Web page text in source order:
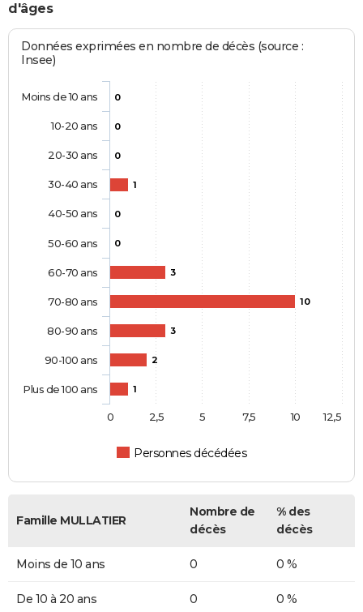
d'âges
Données exprimées en nombre de décès (source :
Insee)
0
0
0
1
0
0
3
10
3
2
1
Personnes décédées
Moins de 10 ans
10-20 ans
20-30 ans
30-40 ans
40-50 ans
50-60 ans
60-70 ans
70-80 ans
80-90 ans
90-100 ans
Plus de 100 ans
0 10
2,5 5 7,5 12,5
Famille MULLATIER
Nombre de
décès
% des
décès
Moins de 10 ans 0 0 %
De 10 à 20 ans 0 0 %